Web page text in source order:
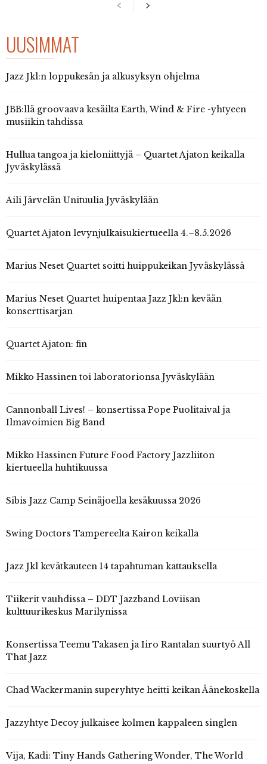
UUSIMMAT
Jazz Jkl:n loppukesän ja alkusyksyn ohjelma
JBB:llä groovaava kesäilta Earth, Wind & Fire -yhtyeen
musiikin tahdissa
Hullua tangoa ja kieloniittyjä – Quartet Ajaton keikalla
Jyväskylässä
Aili Järvelän Unituulia Jyväskylään
Quartet Ajaton levynjulkaisukiertueella 4.–8.5.2026
Marius Neset Quartet soitti huippukeikan Jyväskylässä
Marius Neset Quartet huipentaa Jazz Jkl:n kevään
konserttisarjan
Quartet Ajaton: fin
Mikko Hassinen toi laboratorionsa Jyväskylään
Cannonball Lives! – konsertissa Pope Puolitaival ja
Ilmavoimien Big Band
Mikko Hassinen Future Food Factory Jazzliiton
kiertueella huhtikuussa
Sibis Jazz Camp Seinäjoella kesäkuussa 2026
Swing Doctors Tampereelta Kairon keikalla
Jazz Jkl kevätkauteen 14 tapahtuman kattauksella
Tiikerit vauhdissa – DDT Jazzband Loviisan
kulttuurikeskus Marilynissa
Konsertissa Teemu Takasen ja Iiro Rantalan suurtyö All
That Jazz
Chad Wackermanin superyhtye heitti keikan Äänekoskella
Jazzyhtye Decoy julkaisee kolmen kappaleen singlen
Vija, Kadi: Tiny Hands Gathering Wonder, The World